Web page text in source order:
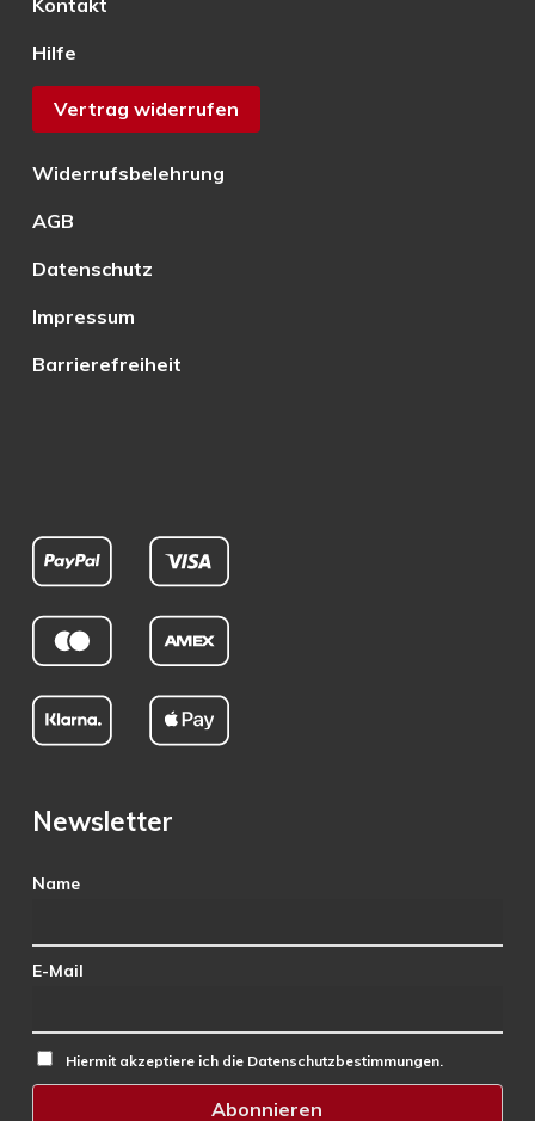
Kontakt
Hilfe
Vertrag widerrufen
Widerrufsbelehrung
AGB
Datenschutz
Impressum
Barrierefreiheit
Newsletter
Name
E-Mail
Hiermit akzeptiere ich die Datenschutzbestimmungen.